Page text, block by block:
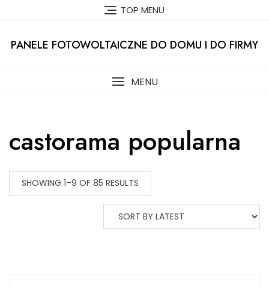
TOP MENU
PANELE FOTOWOLTAICZNE DO DOMU I DO FIRMY
MENU
castorama popularna
SHOWING 1–9 OF 85 RESULTS